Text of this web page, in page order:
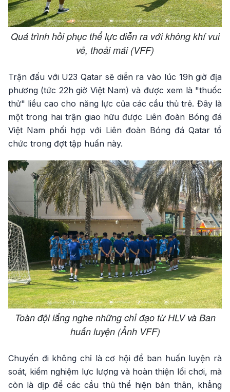
Quá trình hồi phục thể lực diễn ra với không khí vui
vẻ, thoải mái (VFF)
Trận đấu với U23 Qatar sẽ diễn ra vào lúc 19h giờ địa
phương (tức 22h giờ Việt Nam) và được xem là "thuốc
thử" liều cao cho năng lực của các cầu thủ trẻ. Đây là
một trong hai trận giao hữu được Liên đoàn Bóng đá
Việt Nam phối hợp với Liên đoàn Bóng đá Qatar tổ
chức trong đợt tập huấn này.
Toàn đội lắng nghe những chỉ đạo từ HLV và Ban
huấn luyện (Ảnh VFF)
Chuyến đi không chỉ là cơ hội để ban huấn luyện rà
soát, kiểm nghiệm lực lượng và hoàn thiện lối chơi, mà
còn là dịp để các cầu thủ thể hiện bản thân, khẳng